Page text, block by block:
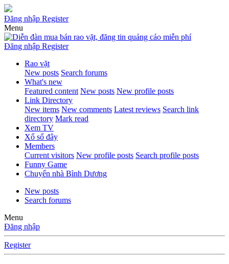
Đăng nhập Register
Menu
Đăng nhập Register
Rao vặt
New posts Search forums
What's new
Featured content New posts New profile posts
Link Directory
New items New comments Latest reviews Search link
directory Mark read
Xem TV
Xổ số đây
Members
Current visitors New profile posts Search profile posts
Funny Game
Chuyển nhà Bình Dương
New posts
Search forums
Menu
Đăng nhập
Register